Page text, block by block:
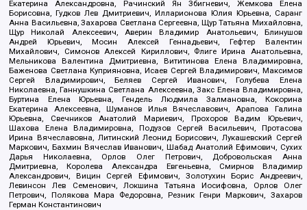
Екатерина Александровна, Рачинский Ян Збигневич, Жемкова Елена
Борисовна, Гудков Лев Дмитриевич, Илларионова Юлия Юрьевна, Саранг
Анна Васильевна, Захарова Светлана Сергеевна, Щур Татьяна Михайловна,
Щур Николай Алексеевич, Аверин Владимир Анатольевич, Блинушов
Андрей Юрьевич, Мосин Алексей Геннадьевич, Гефтер Валентин
Михайлович, Симонов Алексей Кириллович, Флиге Ирина Анатольевна,
Мельникова Валентина Дмитриевна, Вититинова Елена Владимировна,
Баженова Светлана Куприяновна, Исаев Сергей Владимирович, Максимов
Сергей Владимирович, Беляев Сергей Иванович, Голубева Елена
Николаевна, Ганнушкина Светлана Алексеевна, Закс Елена Владимировна,
Буртина Елена Юрьевна, Гендель Людмила Залмановна, Кокорина
Екатерина Алексеевна, Шуманов Илья Вячеславович, Арапова Галина
Юрьевна, Свечников Анатолий Мариевич, Прохоров Вадим Юрьевич,
Шахова Елена Владимировна, Подузов Сергей Васильевич, Протасова
Ирина Вячеславовна, Литинский Леонид Борисович, Лукашевский Сергей
Маркович, Бахмин Вячеслав Иванович, Шабад Анатолий Ефимович, Сухих
Дарья Николаевна, Орлов Олег Петрович, Добровольская Анна
Дмитриевна, Королева Александра Евгеньевна, Смирнов Владимир
Александрович, Вицин Сергей Ефимович, Золотухин Борис Андреевич,
Левинсон Лев Семенович, Локшина Татьяна Иосифовна, Орлов Олег
Петрович, Полякова Мара Федоровна, Резник Генри Маркович, Захаров
Герман Константинович